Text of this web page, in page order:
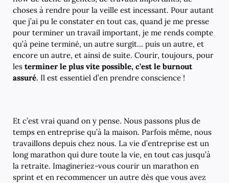
choses à rendre pour la veille est incessant. Pour autant
que j’ai pu le constater en tout cas, quand je me presse
pour terminer un travail important, je me rends compte
qu’à peine terminé, un autre surgit… puis un autre, et
encore un autre, et ainsi de suite. Courir, toujours, pour
les terminer le plus vite possible, c’est le burnout
assuré. Il est essentiel d’en prendre conscience !
Et c’est vrai quand on y pense. Nous passons plus de
temps en entreprise qu’à la maison. Parfois même, nous
travaillons depuis chez nous. La vie d’entreprise est un
long marathon qui dure toute la vie, en tout cas jusqu’à
la retraite. Imagineriez-vous courir un marathon en
sprint et en recommencer un autre dès que vous avez